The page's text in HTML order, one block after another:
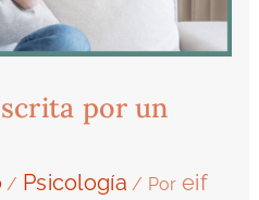
por un
/ Psicología / Poreif